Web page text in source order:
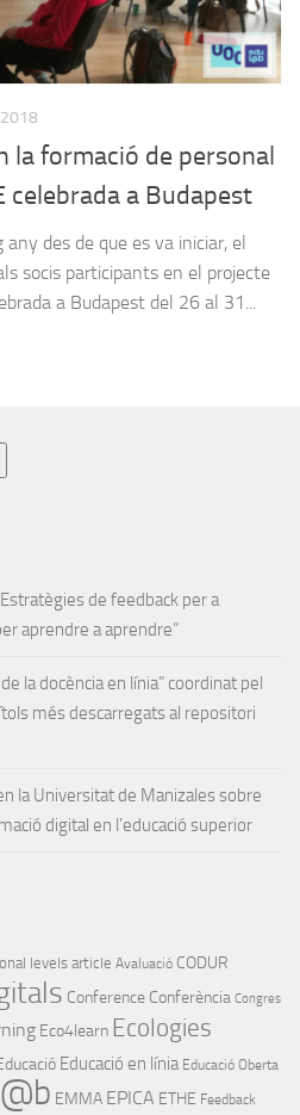
la formació de personal
celebrada a Budapest
des de que es va iniciar, el
socis participants en el projecte
a Budapest del 26 al 31...
de feedback per a
aprendre a aprendre”
la docència en línia” coordinat pel
més descarregats al repositori
la Universitat de Manizales sobre
digital en l’educació superior
levels article Avaluació CODUR
Conference Conferència Congres
Eco4learn Ecologies
Educació en línia Educació Oberta
EMMA EPICA ETHE Feedback